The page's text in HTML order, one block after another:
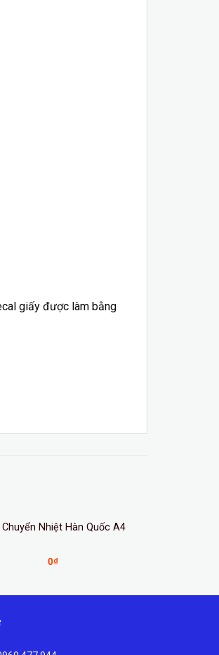
giấy được làm bằng
Chuyển Nhiệt Hàn Quốc A4
0₫